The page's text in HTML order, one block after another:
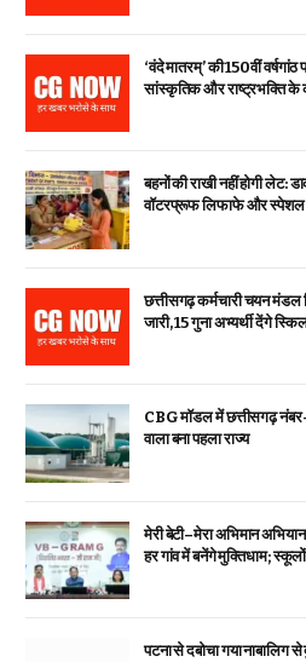
‘वंदे मातरम्’ की 150वीं
सांस्कृतिक और राष्ट्रभक्ति के
बहनों की राखी नहीं होगी लेट:
वॉटरप्रूफ लिफाफे और स्पेशल
छत्तीसगढ़ कर्मचारी चयन
जारी, 15 गुना अभ्यर्थी देंगे
CBG मॉडल में छत्तीसगढ़
वाला बना पहला राज्य
मेरी बेटी–मेरा अभिमान
हर गांव में बनेंगे मुक्तिधाम;
पटना से दबोचा गया नाबालिग